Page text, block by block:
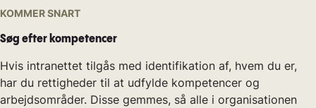
KOMMER SNART
Søg efter kompetencer
Hvis intranettet tilgås med identifikation af, hvem du er,
har du rettigheder til at udfylde kompetencer og
arbejdsområder. Disse gemmes, så alle i organisationen